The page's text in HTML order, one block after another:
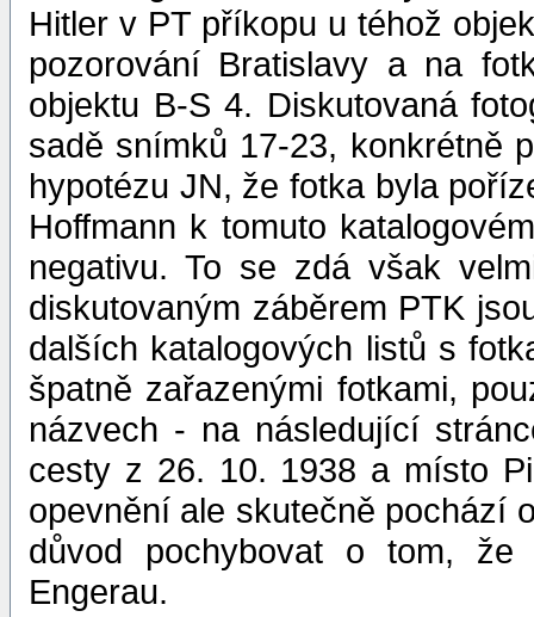
Hitler v PT příkopu u téhož
pozorování Bratislavy a na
objektu B-S 4. Diskutovaná
sadě snímků 17-23, konkrétně
hypotézu JN, že fotka byla
Hoffmann k tomuto
negativu. To se zdá však
diskutovaným záběrem PTK
dalších katalogových listů s
špatně zařazenými fotkami,
názvech - na následující
cesty z 26. 10. 1938 a místo
opevnění ale skutečně pochází
důvod pochybovat o tom,
Engerau.